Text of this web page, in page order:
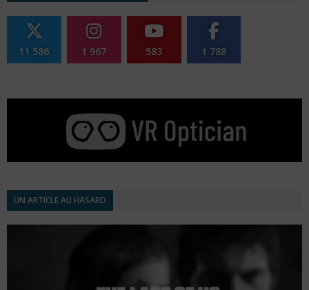
11 586 1 967 583 1 788
UN ARTICLE AU HASARD